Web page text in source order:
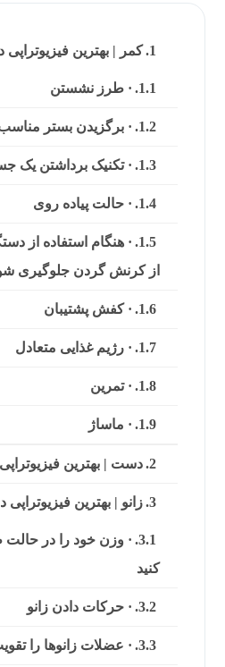
کمر | بهترین
· طرز نشستن
· برگزیدن بستر
· تکنیک برداشتن یک
· حالت پیاده روی
· هنگام استفاده از
از کرنش گردن جلوگیری
· کفش پشتیبان
· رژیم غذایی متعادل
· تمرین
· ماساژ
دست | بهترین
زانو | بهترین
· وزن خود را در
کنید
· حرکات دادن زانو
· عضلات زانوها را